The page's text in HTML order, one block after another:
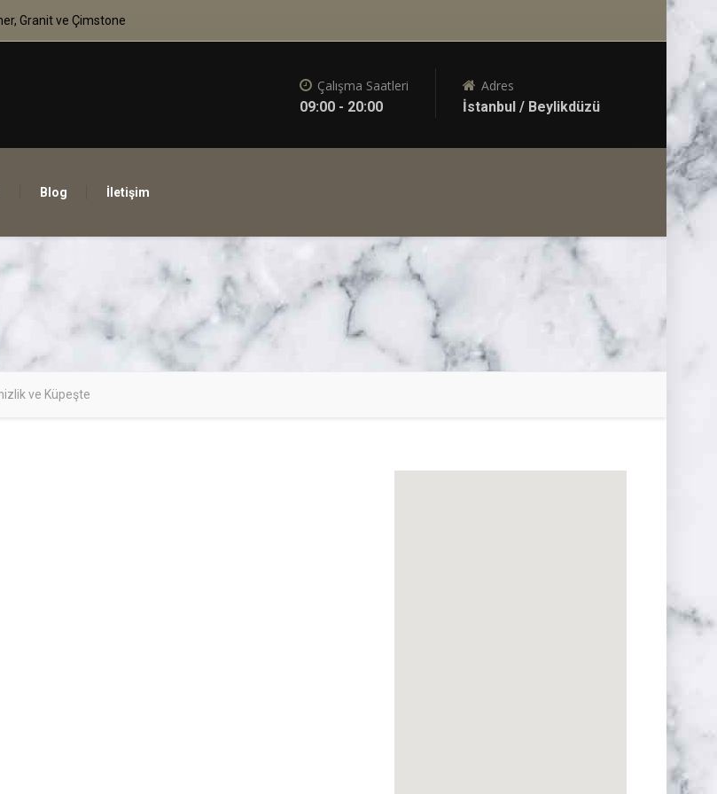
Granit ve Çimstone
Blog İletişim
Çalışma Saatleri
09:00 - 20:00
Adres
İstanbul / Beylikdüzü
ve Küpeşte